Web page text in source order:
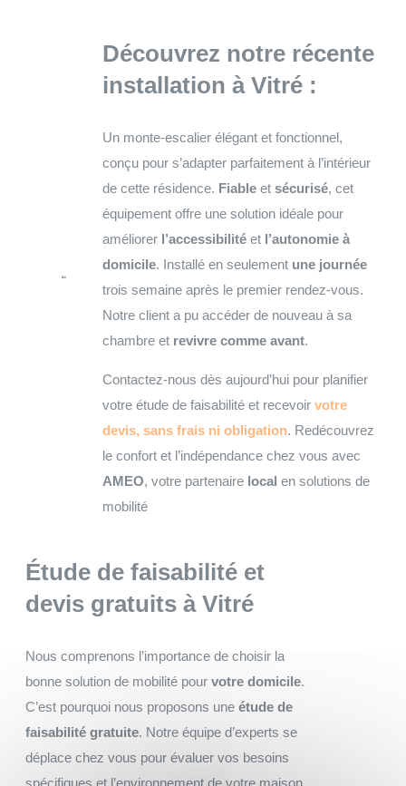
Découvrez notre récente
installation à Vitré :
Un monte-escalier élégant et fonctionnel,
conçu pour s’adapter parfaitement à l’intérieur
de cette résidence. Fiable etsécurisé, cet
équipement offre une solution idéale pour
améliorer l’accessibilité et l’autonomie à
domicile. Installé en seulement une journée
trois semaine après le premier rendez-vous.
Notre client a pu accéder de nouveau à sa
chambre et revivre comme avant.
Contactez-nous dès aujourd’hui pour planifier
votre étude de faisabilité et recevoirvotre
devis, sans frais ni obligation. Redécouvrez
le confort et l’indépendance chez vous avec
AMEO, votre partenaire local en solutions de
mobilité
Étude de faisabilité et
devis gratuits à Vitré
Nous comprenons l’importance de choisir la
bonne solution de mobilité pour votre domicile.
C’est pourquoi nous proposons une étude de
faisabilité gratuite. Notre équipe d’experts se
déplace chez vous pour évaluer vos besoins
spécifiques et l’environnement de votre maison,